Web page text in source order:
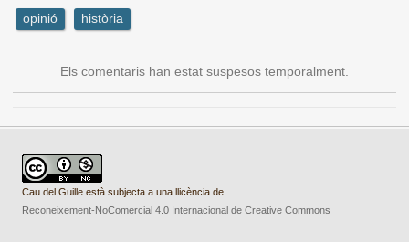
opinió història
Els comentaris han estat suspesos temporalment.
Cau del Guille està subjecta a una llicència de
Reconeixement-NoComercial 4.0 Internacional de Creative Commons